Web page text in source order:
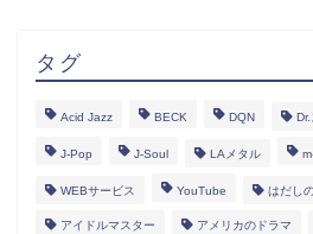
タグ
Acid Jazz BECK DQN
J-Pop J-Soul LAメタル
WEBサービス YouTube はだし
アイドルマスター アメリカのドラマ